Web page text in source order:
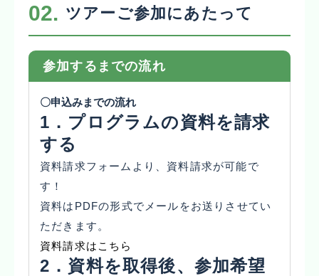
02. ツアーご参加にあたって
参加するまでの流れ
〇申込みまでの流れ
1．プログラムの資料を請求
する
資料請求フォームより、資料請求が可能で
す！
資料はPDFの形式でメールをお送りさせてい
ただきます。
資料請求はこちら
2．資料を取得後、参加希望